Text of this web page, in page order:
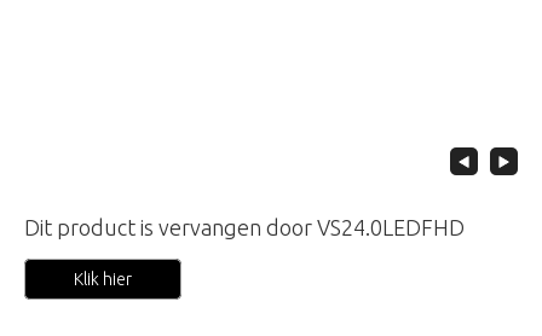
Dit product is vervangen door VS24.0LEDFHD
Klik hier